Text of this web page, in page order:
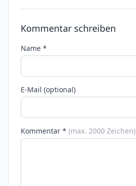
Kommentar schreiben
Name *
E-Mail (optional)
Kommentar * (max. 2000 Zeichen)